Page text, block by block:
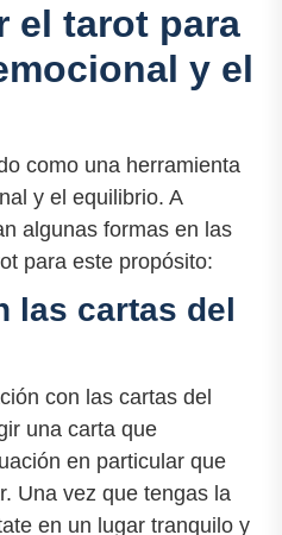
el tarot para
y el
como una herramienta
y el equilibrio. A
algunas formas en las
para este propósito:
las cartas del
con las cartas del
una carta que
en particular que
Una vez que tengas la
en un lugar tranquilo y